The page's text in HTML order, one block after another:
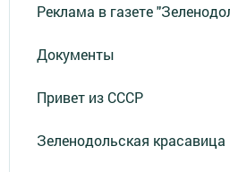
Реклама в газете
Документы
Привет из СССР
Зеленодольская красавица